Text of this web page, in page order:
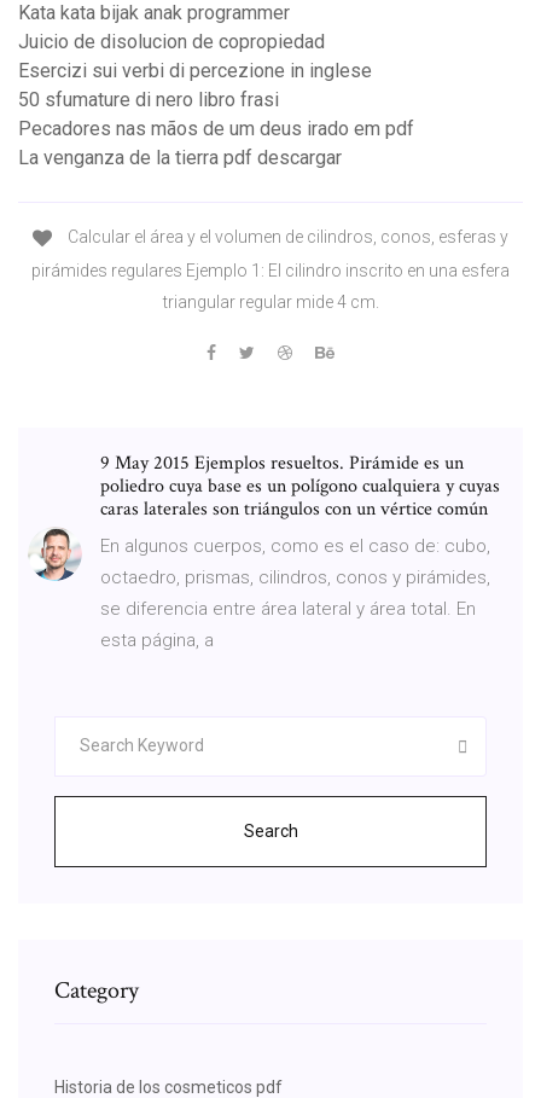
Kata kata bijak anak programmer
Juicio de disolucion de copropiedad
Esercizi sui verbi di percezione in inglese
50 sfumature di nero libro frasi
Pecadores nas mãos de um deus irado em pdf
La venganza de la tierra pdf descargar
Calcular el área y el volumen de cilindros, conos, esferas y
pirámides regulares Ejemplo 1: El cilindro inscrito en una esfera
triangular regular mide 4 cm.
9 May 2015 Ejemplos resueltos. Pirámide es un
poliedro cuya base es un polígono cualquiera y cuyas
caras laterales son triángulos con un vértice común
En algunos cuerpos, como es el caso de: cubo,
octaedro, prismas, cilindros, conos y pirámides,
se diferencia entre área lateral y área total. En
esta página, a
Search
Category
Historia de los cosmeticos pdf